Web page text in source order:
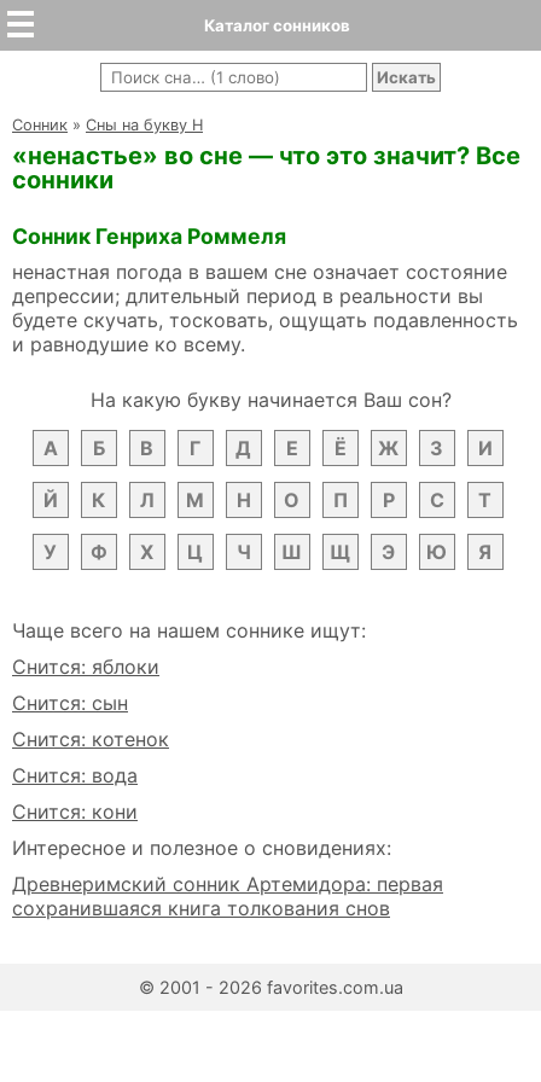
Каталог сонников
Cонник » Сны на букву Н
«ненастье» во сне — что это значит? Все
сонники
Сонник Генриха Роммеля
ненастная погода в вашем сне означает состояние
депрессии; длительный период в реальности вы
будете скучать, тосковать, ощущать подавленность
и равнодушие ко всему.
На какую букву начинается Ваш сон?
А
Б В Г Д Е Ё Ж З И
Й К Л М Н О П Р С Т
У Ф Х Ц Ч Ш Щ Э Ю Я
Чаще всего на нашем соннике ищут:
Снится: яблоки
Снится: сын
Снится: котенок
Снится: вода
Снится: кони
Интересное и полезное о сновидениях:
Древнеримский сонник Артемидора: первая
сохранившаяся книга толкования снов
© 2001 - 2026 favorites.com.ua